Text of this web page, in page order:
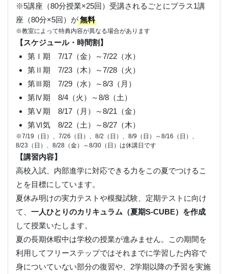
※5講座（80分授業×25回）受講されるごとにプラス1講
座（80分×5回）が無料
※教室によって特典内容が異なる場合があります
【スケジュール・時間割】
第Ⅰ期 7/17（金）～7/22（水）
第Ⅱ期 7/23（木）～7/28（火）
第Ⅲ期 7/29（水）～8/3（月）
第Ⅳ期 8/4（火）～8/8（土）
第Ⅴ期 8/17（月）～8/21（金）
第Ⅵ気 8/22（土）～8/27（木）
※7/19（日）、7/26（日）、8/2（日）、8/9（日）～8/16（日）、
8/23（日）、8/28（金）～8/30（日）は休講日です
【講習内容】
高校入試、内部進学に対応できる力をこの夏でつけるこ
とを目標にしています。
夏休み明けの実力テストや模擬試験、定期テストに向け
て、 一人ひとりのカリキュラム（夏期S-CUBE）を作成
して授業いたします。
夏の長期休暇中は学校の授業が進みません。この期間を
利用してフリーステップではそれまでに学習した内容で
身についていない部分の復習や、2学期以降の予習を実施